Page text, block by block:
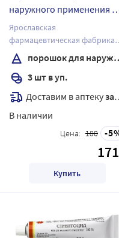
наружного применения 5
гр пакет 3 шт
Ярославская
фармацевтическая фабрика
ЗАО
порошок для наружного применения
3 шт в уп.
Доставим в аптекузавтра
В наличии
Цена: 180 5
171
Купить